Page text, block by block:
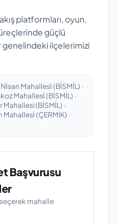
platformları, oyun,
güçlü
genelindeki ilçelerimizi
Ni̇san Mahallesi̇ (BİSMİL) ·
Mahallesi̇ (BİSMİL) ·
(BİSMİL) ·
(ÇERMİK) ·
Başvurusu
mahalle